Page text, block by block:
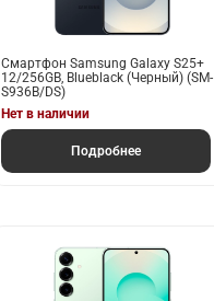
Смартфон Samsung Galaxy S25+
12/256GB, Blueblack (Черный) (SM-
S936B/DS)
Нет в наличии
Подробнее